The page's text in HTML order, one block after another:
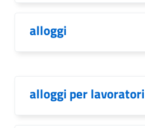
alloggi
alloggi per lavoratori